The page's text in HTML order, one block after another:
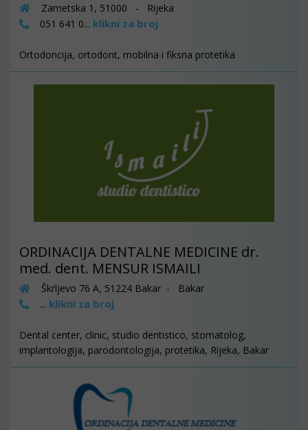
Zametska 1, 51000 - Rijeka
051 641 0... klikni za broj
Ortodoncija, ortodont, mobilna i fiksna protetika
ORDINACIJA DENTALNE MEDICINE dr.
med. dent. MENSUR ISMAILI
Škrljevo 76 A, 51224 Bakar - Bakar
... klikni za broj
Dental center, clinic, studio dentistico, stomatolog,
implantologija, parodontologija, protetika, Rijeka, Bakar